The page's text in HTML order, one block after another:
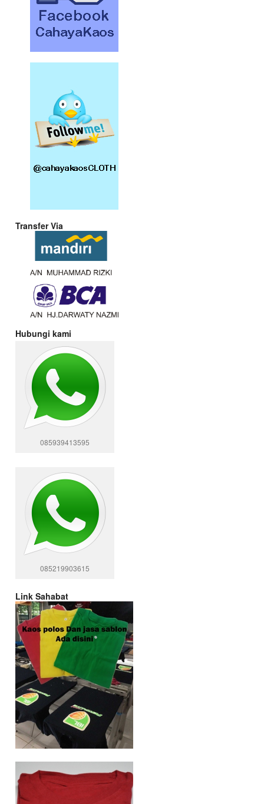
Transfer Via
Hubungi kami
085939413595
085219903615
Link Sahabat